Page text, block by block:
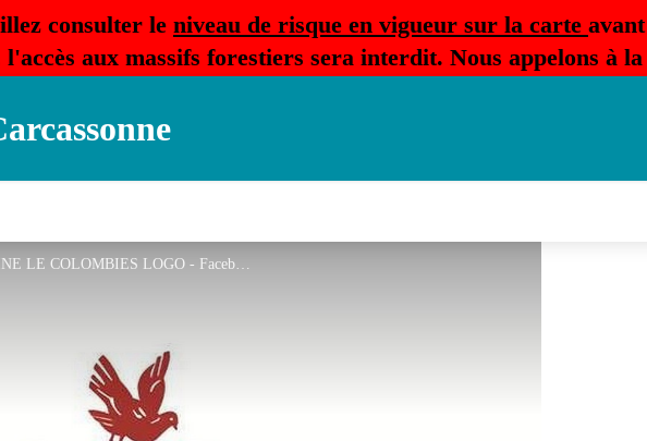
consulter le niveau de risque en vigueur sur la carte
l'accès aux massifs forestiers sera interdit. Nous appelons à
DOMAINE LE COLOMBIES LOGO - Facebook